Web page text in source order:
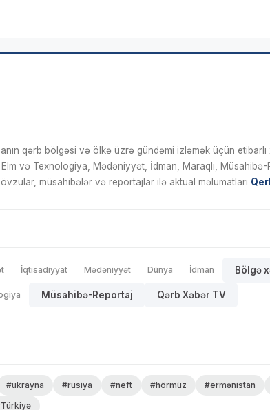
qərb bölgəsi və ölkə üzrə gündəmi izləmək üçün etibarlı
və Texnologiya, Mədəniyyət, İdman, Maraqlı,
müsahibələr və reportajlar ilə aktual məlumatları
İqtisadiyyat Mədəniyyət Dünya İdman Bölgə
Müsahibə-Reportaj Qərb Xəbər TV
#ukrayna #rusiya #neft #hörmüz #ermənistan